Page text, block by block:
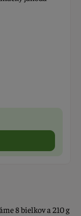
8 bielkov a 210 g